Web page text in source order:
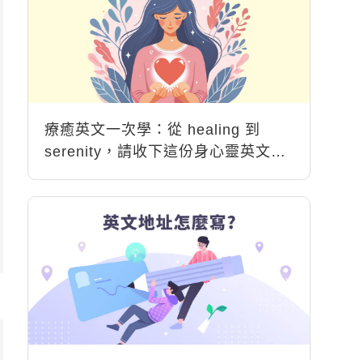
療癒英文一次學：從 healing 到
serenity，請收下這份身心靈英文能